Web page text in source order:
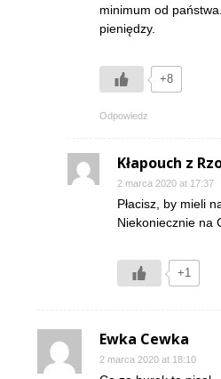
minimum od
pieniędzy.
+8
Odpowiedz
Kłapouch z
2 marca 2020 at 17:37
Płacisz, by mieli
Niekoniecznie na
+1
Ewka Cewka
2 marca 2020 at 18:10